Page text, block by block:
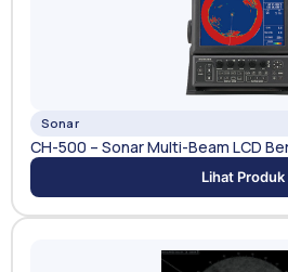
Sonar
CH-500 – Sonar Multi-Beam LCD
Lihat Produk